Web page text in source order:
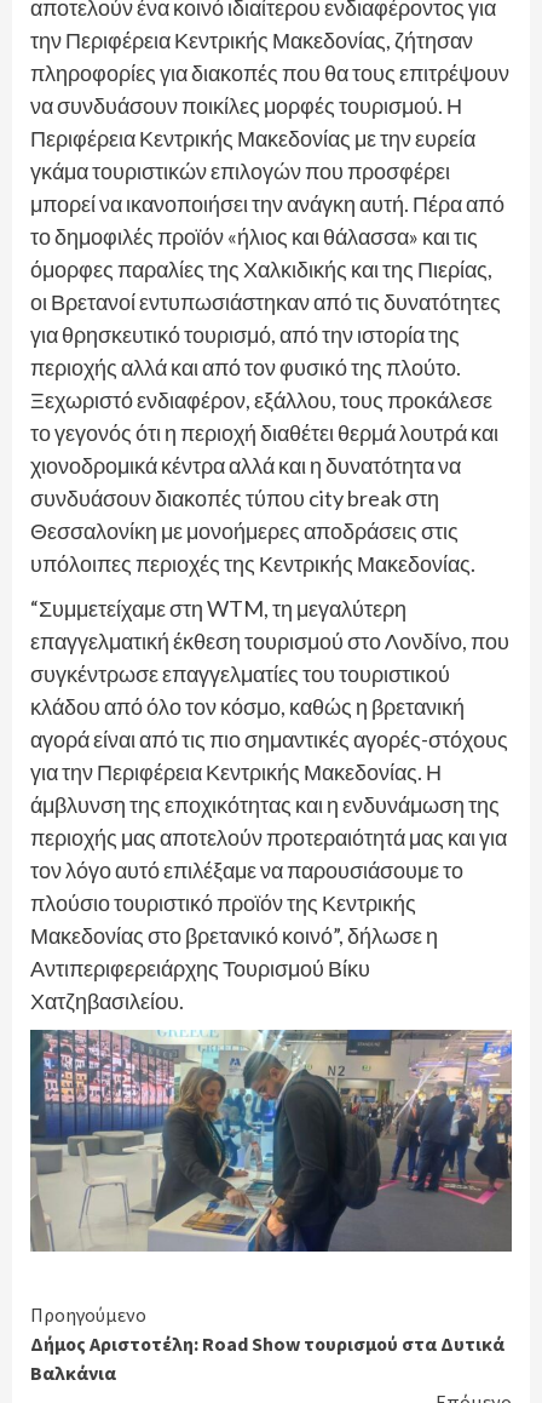
αποτελούν ένα κοινό ιδιαίτερου ενδιαφέροντος για
την Περιφέρεια Κεντρικής Μακεδονίας, ζήτησαν
πληροφορίες για διακοπές που θα τους επιτρέψουν
να συνδυάσουν ποικίλες μορφές τουρισμού. Η
Περιφέρεια Κεντρικής Μακεδονίας με την ευρεία
γκάμα τουριστικών επιλογών που προσφέρει
μπορεί να ικανοποιήσει την ανάγκη αυτή. Πέρα από
το δημοφιλές προϊόν «ήλιος και θάλασσα» και τις
όμορφες παραλίες της Χαλκιδικής και της Πιερίας,
οι Βρετανοί εντυπωσιάστηκαν από τις δυνατότητες
για θρησκευτικό τουρισμό, από την ιστορία της
περιοχής αλλά και από τον φυσικό της πλούτο.
Ξεχωριστό ενδιαφέρον, εξάλλου, τους προκάλεσε
το γεγονός ότι η περιοχή διαθέτει θερμά λουτρά και
χιονοδρομικά κέντρα αλλά και η δυνατότητα να
συνδυάσουν διακοπές τύπου city break στη
Θεσσαλονίκη με μονοήμερες αποδράσεις στις
υπόλοιπες περιοχές της Κεντρικής Μακεδονίας.
“Συμμετείχαμε στη WTM, τη μεγαλύτερη
επαγγελματική έκθεση τουρισμού στο Λονδίνο, που
συγκέντρωσε επαγγελματίες του τουριστικού
κλάδου από όλο τον κόσμο, καθώς η βρετανική
αγορά είναι από τις πιο σημαντικές αγορές-στόχους
για την Περιφέρεια Κεντρικής Μακεδονίας. Η
άμβλυνση της εποχικότητας και η ενδυνάμωση της
περιοχής μας αποτελούν προτεραιότητά μας και για
τον λόγο αυτό επιλέξαμε να παρουσιάσουμε το
πλούσιο τουριστικό προϊόν της Κεντρικής
Μακεδονίας στο βρετανικό κοινό”, δήλωσε η
Αντιπεριφερειάρχης Τουρισμού Βίκυ
Χατζηβασιλείου.
Continue
Reading
Προηγούμενο
Δήμος Αριστοτέλη: Road Show τουρισμού στα Δυτικά
Βαλκάνια